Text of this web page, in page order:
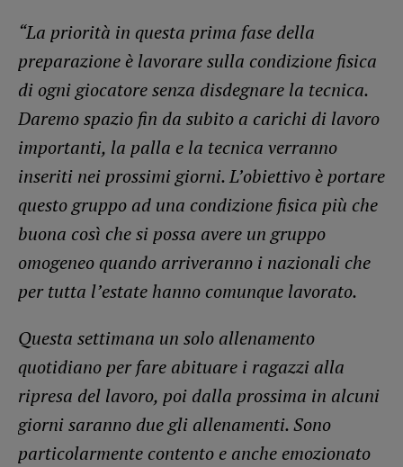
“La priorità in questa prima fase della
preparazione è lavorare sulla condizione fisica
di ogni giocatore senza disdegnare la tecnica.
Daremo spazio fin da subito a carichi di lavoro
importanti, la palla e la tecnica verranno
inseriti nei prossimi giorni. L’obiettivo è portare
questo gruppo ad una condizione fisica più che
buona così che si possa avere un gruppo
omogeneo quando arriveranno i nazionali che
per tutta l’estate hanno comunque lavorato.
Questa settimana un solo allenamento
quotidiano per fare abituare i ragazzi alla
ripresa del lavoro, poi dalla prossima in alcuni
giorni saranno due gli allenamenti. Sono
particolarmente contento e anche emozionato